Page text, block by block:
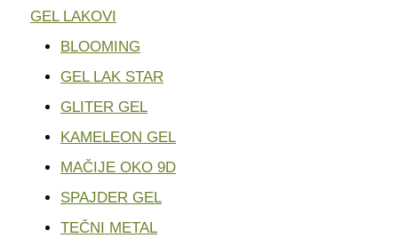
GEL LAKOVI
BLOOMING
GEL LAK STAR
GLITER GEL
KAMELEON GEL
MAČIJE OKO 9D
SPAJDER GEL
TEČNI METAL